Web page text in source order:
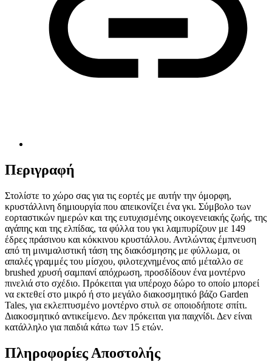
Περιγραφή
Στολίστε το χώρο σας για τις εορτές με αυτήν την όμορφη,
κρυστάλλινη δημιουργία που απεικονίζει ένα γκι. Σύμβολο των
εορταστικών ημερών και της ευτυχισμένης οικογενειακής ζωής, της
αγάπης και της ελπίδας, τα φύλλα του γκι λαμπυρίζουν με 149
έδρες πράσινου και κόκκινου κρυστάλλου. Αντλώντας έμπνευση
από τη μινιμαλιστική τάση της διακόσμησης με φύλλωμα, οι
απαλές γραμμές του μίσχου, φιλοτεχνημένος από μέταλλο σε
brushed χρυσή σαμπανί απόχρωση, προσδίδουν ένα μοντέρνο
πινελιά στο σχέδιο. Πρόκειται για υπέροχο δώρο το οποίο μπορεί
να εκτεθεί στο μικρό ή στο μεγάλο διακοσμητικό βάζο Garden
Tales, για εκλεπτυσμένο μοντέρνο στυλ σε οποιοδήποτε σπίτι.
Διακοσμητικό αντικείμενο. Δεν πρόκειται για παιχνίδι. Δεν είναι
κατάλληλο για παιδιά κάτω των 15 ετών.
Πληροφορίες Αποστολής